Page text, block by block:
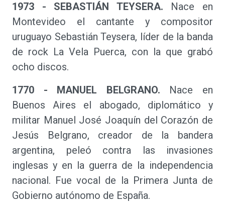
1973 - SEBASTIÁN TEYSERA. Nace en
Montevideo el cantante y compositor
uruguayo Sebastián Teysera, líder de la banda
de rock La Vela Puerca, con la que grabó
ocho discos.
1770 - MANUEL BELGRANO. Nace en
Buenos Aires el abogado, diplomático y
militar Manuel José Joaquín del Corazón de
Jesús Belgrano, creador de la bandera
argentina, peleó contra las invasiones
inglesas y en la guerra de la independencia
nacional. Fue vocal de la Primera Junta de
Gobierno autónomo de España.